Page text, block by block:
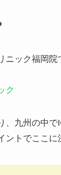
ニック福岡院
ク
、九州の中で
ントでここに